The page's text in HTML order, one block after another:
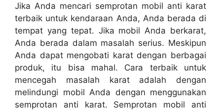
Jika Anda mencari semprotan mobil anti karat
terbaik untuk kendaraan Anda, Anda berada di
tempat yang tepat. Jika mobil Anda berkarat,
Anda berada dalam masalah serius. Meskipun
Anda dapat mengobati karat dengan berbagai
produk, itu bisa mahal. Cara terbaik untuk
mencegah masalah karat adalah dengan
melindungi mobil Anda dengan menggunakan
semprotan anti karat. Semprotan mobil anti